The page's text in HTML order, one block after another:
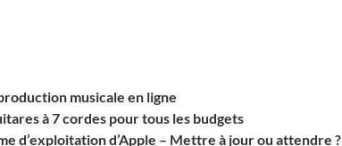
musicale en ligne
à 7 cordes pour tous les budgets
d’exploitation d’Apple – Mettre à jour ou attendre ?